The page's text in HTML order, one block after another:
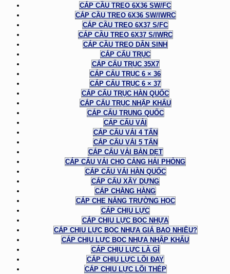
CÁP CẦU TREO 6X36 SW/FC
CÁP CẦU TREO 6X36 SW/IWRC
CÁP CẦU TREO 6X37 S/FC
CÁP CẦU TREO 6X37 S/IWRC
CÁP CẦU TREO DÂN SINH
CÁP CẨU TRỤC
CÁP CẨU TRỤC 35X7
CÁP CẨU TRỤC 6 × 36
CÁP CẨU TRỤC 6 × 37
CÁP CẨU TRỤC HÀN QUỐC
CÁP CẨU TRỤC NHẬP KHẨU
CÁP CẨU TRUNG QUỐC
CÁP CẨU VẢI
CÁP CẨU VẢI 4 TẤN
CÁP CẨU VẢI 5 TẤN
CÁP CẨU VẢI BẢN DẸT
CÁP CẨU VẢI CHO CẢNG HẢI PHÒNG
CÁP CẨU VẢI HÀN QUỐC
CÁP CẨU XÂY DỰNG
CÁP CHẰNG HÀNG
CÁP CHE NẮNG TRƯỜNG HỌC
CÁP CHỊU LỰC
CÁP CHỊU LỰC BỌC NHỰA
CÁP CHỊU LỰC BỌC NHỰA GIÁ BAO NHIÊU?
CÁP CHỊU LỰC BỌC NHỰA NHẬP KHẨU
CÁP CHỊU LỰC LÀ GÌ
CÁP CHỊU LỰC LÕI ĐAY
CÁP CHỊU LỰC LÕI THÉP